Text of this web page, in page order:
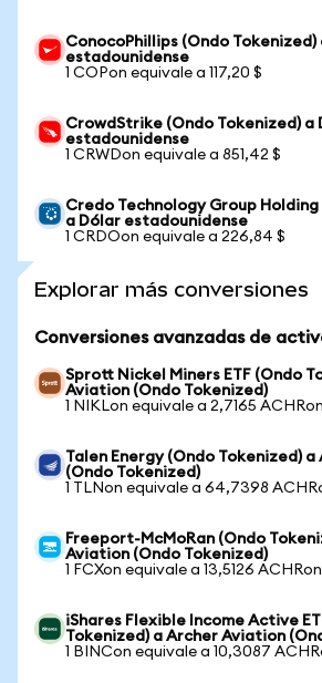
ConocoPhillips (Ondo Tokenized)
estadounidense
1 COPon equivale a 117,20 $
CrowdStrike (Ondo Tokenized) a
estadounidense
1 CRWDon equivale a 851,42 $
Credo Technology Group
a Dólar estadounidense
1 CRDOon equivale a 226,84 $
Explorar más conversiones
Conversiones avanzadas de
Sprott Nickel Miners ETF (Ondo
Aviation (Ondo Tokenized)
1 NIKLon equivale a 2,7165 ACHRon
Talen Energy (Ondo Tokenized)
(Ondo Tokenized)
1 TLNon equivale a 64,7398
Freeport-McMoRan (Ondo
Aviation (Ondo Tokenized)
1 FCXon equivale a 13,5126 ACHRon
iShares Flexible Income Active
Tokenized) a Archer Aviation
1 BINCon equivale a 10,3087